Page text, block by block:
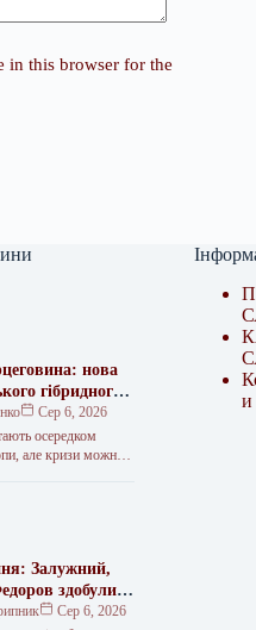
in this browser for the
нова
гібридного
Сер 6, 2026
осередком
але кризи можна
Росії в
Залужний,
здобули б
Зеленським у
Сер 6, 2026
и